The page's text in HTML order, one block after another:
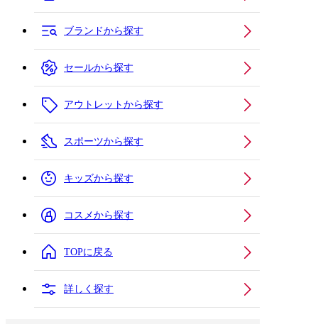
ブランドから探す
セールから探す
アウトレットから探す
スポーツから探す
キッズから探す
コスメから探す
TOPに戻る
詳しく探す